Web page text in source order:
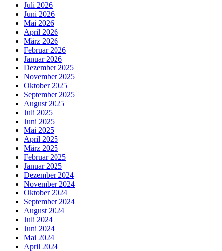
Juli 2026
Juni 2026
Mai 2026
April 2026
März 2026
Februar 2026
Januar 2026
Dezember 2025
November 2025
Oktober 2025
September 2025
August 2025
Juli 2025
Juni 2025
Mai 2025
April 2025
März 2025
Februar 2025
Januar 2025
Dezember 2024
November 2024
Oktober 2024
September 2024
August 2024
Juli 2024
Juni 2024
Mai 2024
April 2024